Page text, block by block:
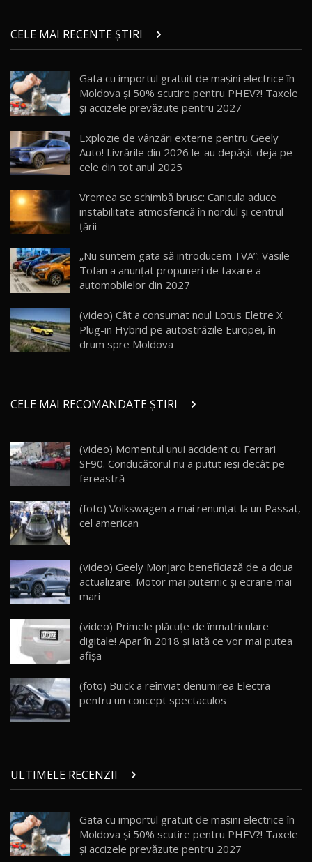
chinez care face lumea să se întoarcă după el
/ AutoBlog.MD
17:27
15 14:37
16
AutoBlogMD
13:10
17
30:08
Noul Geely EX5 EM-i care a cucerit Moldova
AutoBlog.MD
23:36
20
Noul ZEEKR 7X / Test Drive AutoBlog.MD
29:08
21
Micul BYD Dolphin Surf / Test Drive
AutoBlog.MD
16:59
22
Noua Mazda 6e / Test Drive AutoBlog.MD
26:59
23
Lynk & Co 01 / Test Drive AutoBlog.MD
25:19
24
ZEEKR 009: Cel mai Performant și Confortabil
Van Electric Testat în Moldova / AutoBlog.MD
26:38
25
mai Exclusiv și Puternic Defender Testat în
Moldova
32:21
26
AutoBlog.MD
10:57
28
Noul Geely Monjaro 2025! Mai ieftin și mai
dotat / Test Drive AutoBlog.MD
29
ZEEKR 9X - PRIMUL TEST DRIVE ÎN ROMÂNĂ!
CUM SE CONDUCE?
33:40
CELE MAI RECENTE ȘTIRI
Gata cu importul gratuit de mașini electrice în
Moldova și 50% scutire pentru PHEV?! Taxele
și accizele prevăzute pentru 2027
Explozie de vânzări externe pentru Geely
Auto! Livrările din 2026 le-au depășit deja pe
cele din tot anul 2025
Vremea se schimbă brusc: Canicula aduce
instabilitate atmosferică în nordul și centrul
țării
„Nu suntem gata să introducem TVA”: Vasile
Tofan a anunțat propuneri de taxare a
automobilelor din 2027
(video) Cât a consumat noul Lotus Eletre X
Plug-in Hybrid pe autostrăzile Europei, în
drum spre Moldova
CELE MAI RECOMANDATE ȘTIRI
(video) Momentul unui accident cu Ferrari
SF90. Conducătorul nu a putut ieşi decât pe
fereastră
(foto) Volkswagen a mai renunțat la un Passat,
cel american
(video) Geely Monjaro beneficiază de a doua
actualizare. Motor mai puternic și ecrane mai
mari
(video) Primele plăcuţe de înmatriculare
digitale! Apar în 2018 şi iată ce vor mai putea
afişa
(foto) Buick a reînviat denumirea Electra
pentru un concept spectaculos
ULTIMELE RECENZII
Gata cu importul gratuit de mașini electrice în
Moldova și 50% scutire pentru PHEV?! Taxele
și accizele prevăzute pentru 2027